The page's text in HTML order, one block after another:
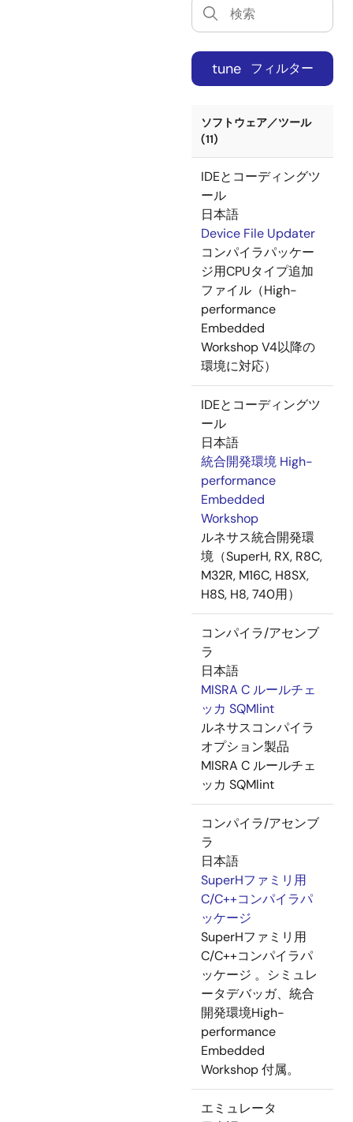
tune フィルター
ソフトウェア／ツール
(11)
IDEとコーディングツ
ール
日本語
Device File Updater
コンパイラパッケー
ジ用CPUタイプ追加
ファイル（High-
performance
Embedded
Workshop V4以降の
環境に対応）
IDEとコーディングツ
ール
日本語
統合開発環境 High-
performance
Embedded
Workshop
ルネサス統合開発環
境（SuperH, RX, R8C,
M32R, M16C, H8SX,
H8S, H8, 740用）
コンパイラ/アセンブ
ラ
日本語
MISRA C ルールチェ
ッカ SQMlint
ルネサスコンパイラ
オプション製品
MISRA C ルールチェ
ッカ SQMlint
コンパイラ/アセンブ
ラ
日本語
SuperHファミリ用
C/C++コンパイラパ
ッケージ
SuperHファミリ用
C/C++コンパイラパ
ッケージ 。シミュレ
ータデバッガ、統合
開発環境High-
performance
Embedded
Workshop 付属。
エミュレータ